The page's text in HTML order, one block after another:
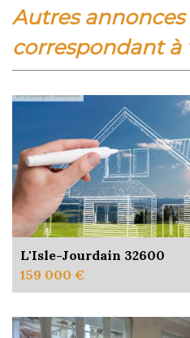
autres annonces immobilières
correspondant à
L'Isle-Jourdain 32600
159 000 €